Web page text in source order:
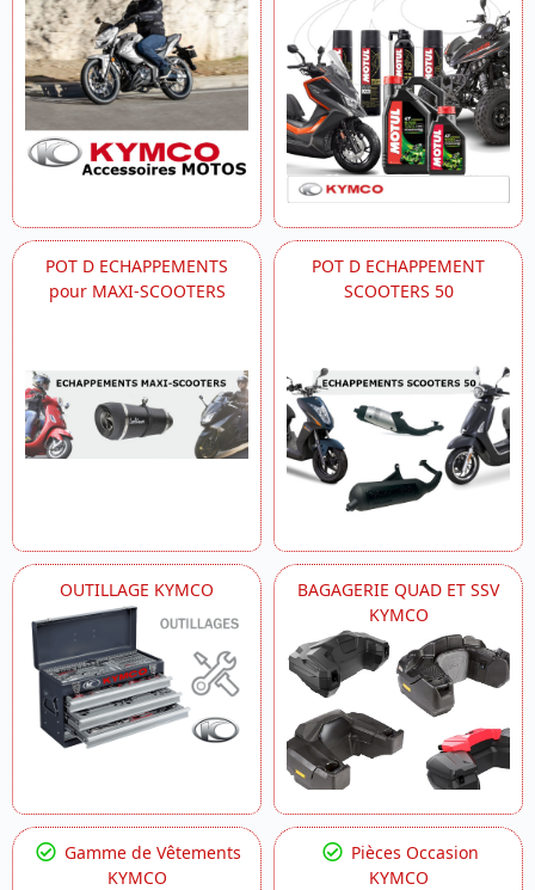
POT D ECHAPPEMENTS
pour MAXI-SCOOTERS
POT D ECHAPPEMENT
SCOOTERS 50
OUTILLAGE KYMCO
BAGAGERIE QUAD ET SSV
KYMCO
Gamme de Vêtements
KYMCO
Pièces Occasion
KYMCO